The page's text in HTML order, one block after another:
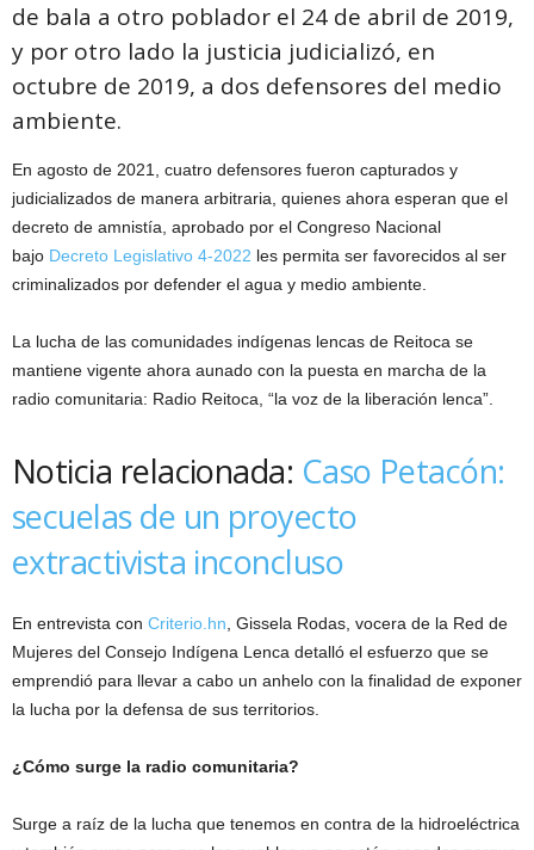
de bala a otro poblador el 24 de abril de 2019,
y por otro lado la justicia judicializó, en
octubre de 2019, a dos defensores del medio
ambiente.
En agosto de 2021, cuatro defensores fueron capturados y
judicializados de manera arbitraria, quienes ahora esperan que el
decreto de amnistía, aprobado por el Congreso Nacional
bajo Decreto Legislativo 4-2022 les permita ser favorecidos al ser
criminalizados por defender el agua y medio ambiente.
La lucha de las comunidades indígenas lencas de Reitoca se
mantiene vigente ahora aunado con la puesta en marcha de la
radio comunitaria: Radio Reitoca, “la voz de la liberación lenca”.
Noticia relacionada: Caso Petacón:
secuelas de un proyecto
extractivista inconcluso
En entrevista con Criterio.hn , Gissela Rodas, vocera de la Red de
Mujeres del Consejo Indígena Lenca detalló el esfuerzo que se
emprendió para llevar a cabo un anhelo con la finalidad de exponer
la lucha por la defensa de sus territorios.
¿Cómo surge la radio comunitaria?
Surge a raíz de la lucha que tenemos en contra de la hidroeléctrica